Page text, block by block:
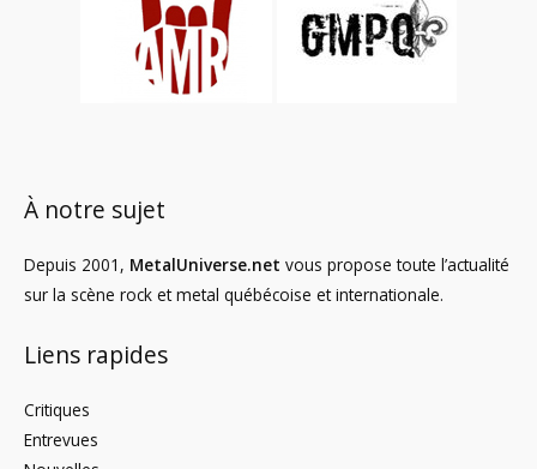
À notre sujet
Depuis 2001, MetalUniverse.net vous propose toute l’actualité
sur la scène rock et metal québécoise et internationale.
Liens rapides
Critiques
Entrevues